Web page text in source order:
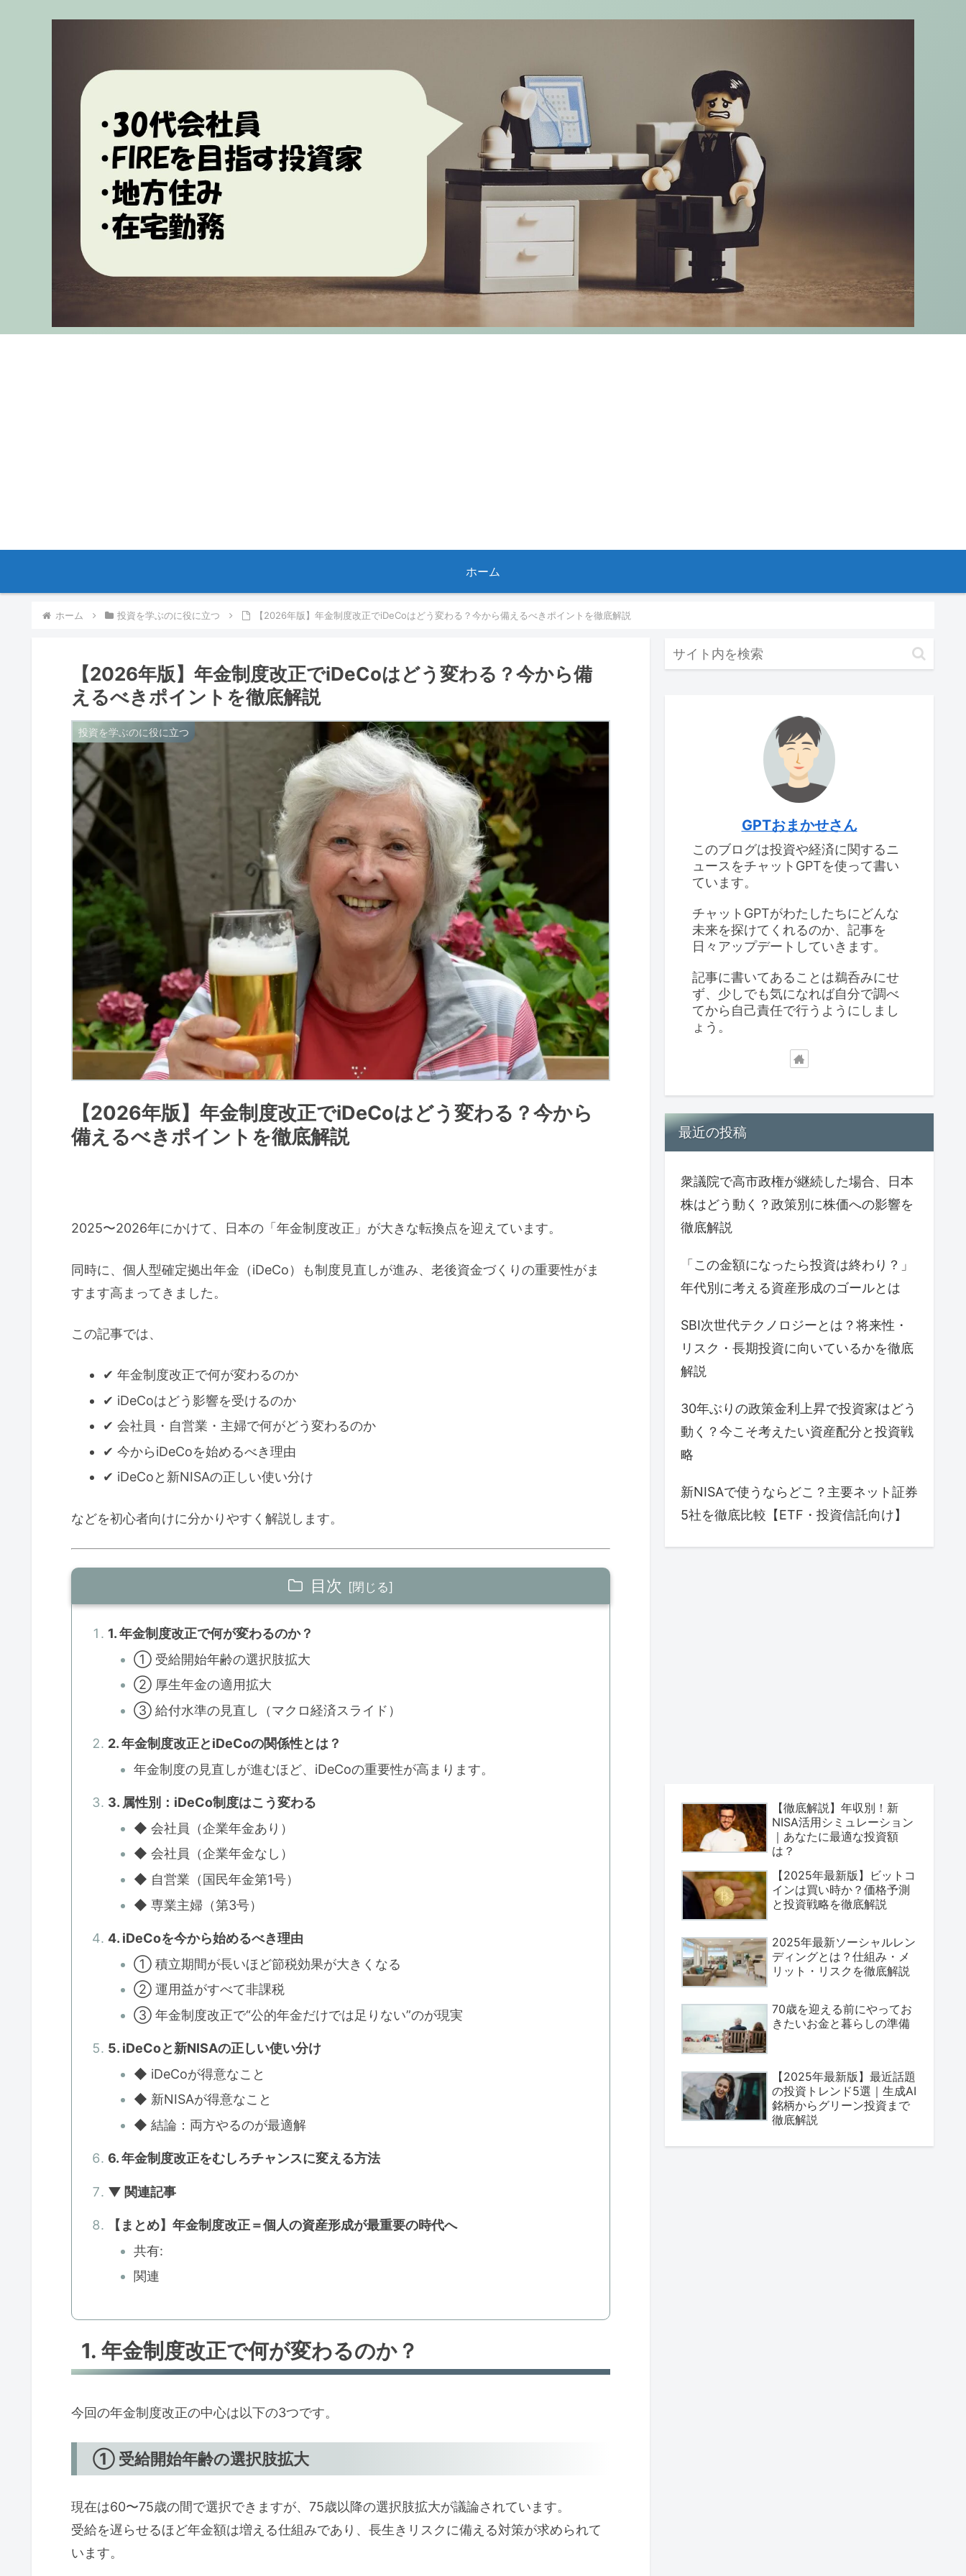
ホーム
ホーム 投資を学ぶのに役に立つ 【2026年版】年金制度改正でiDeCoはどう変わる？今から備えるべきポイントを徹底解説
【2026年版】年金制度改正でiDeCoはどう変わる？今から備
えるべきポイントを徹底解説
投資を学ぶのに役に立つ
【2026年版】年金制度改正でiDeCoはどう変わる？今から
備えるべきポイントを徹底解説
2025〜2026年にかけて、日本の「年金制度改正」が大きな転換点を迎えています。
同時に、個人型確定拠出年金（iDeCo）も制度見直しが進み、老後資金づくりの重要性がま
すます高まってきました。
この記事では、
✔ 年金制度改正で何が変わるのか
✔ iDeCoはどう影響を受けるのか
✔ 会社員・自営業・主婦で何がどう変わるのか
✔ 今からiDeCoを始めるべき理由
✔ iDeCoと新NISAの正しい使い分け
などを初心者向けに分かりやすく解説します。
目次
1. 年金制度改正で何が変わるのか？
① 受給開始年齢の選択肢拡大
② 厚生年金の適用拡大
③ 給付水準の見直し（マクロ経済スライド）
2. 年金制度改正とiDeCoの関係性とは？
年金制度の見直しが進むほど、iDeCoの重要性が高まります。
3. 属性別：iDeCo制度はこう変わる
◆ 会社員（企業年金あり）
◆ 会社員（企業年金なし）
◆ 自営業（国民年金第1号）
◆ 専業主婦（第3号）
4. iDeCoを今から始めるべき理由
① 積立期間が長いほど節税効果が大きくなる
② 運用益がすべて非課税
③ 年金制度改正で“公的年金だけでは足りない”のが現実
5. iDeCoと新NISAの正しい使い分け
◆ iDeCoが得意なこと
◆ 新NISAが得意なこと
◆ 結論：両方やるのが最適解
6. 年金制度改正をむしろチャンスに変える方法
▼ 関連記事
【まとめ】年金制度改正＝個人の資産形成が最重要の時代へ
共有:
関連
1. 年金制度改正で何が変わるのか？
今回の年金制度改正の中心は以下の3つです。
① 受給開始年齢の選択肢拡大
現在は60〜75歳の間で選択できますが、75歳以降の選択肢拡大が議論されています。
受給を遅らせるほど年金額は増える仕組みであり、長生きリスクに備える対策が求められて
います。
GPTおまかせさん
このブログは投資や経済に関するニ
ュースをチャットGPTを使って書い
ています。
チャットGPTがわたしたちにどんな
未来を探けてくれるのか、記事を
日々アップデートしていきます。
記事に書いてあることは鵜呑みにせ
ず、少しでも気になれば自分で調べ
てから自己責任で行うようにしまし
ょう。
最近の投稿
衆議院で高市政権が継続した場合、日本
株はどう動く？政策別に株価への影響を
徹底解説
「この金額になったら投資は終わり？」
年代別に考える資産形成のゴールとは
SBI次世代テクノロジーとは？将来性・
リスク・長期投資に向いているかを徹底
解説
30年ぶりの政策金利上昇で投資家はどう
動く？今こそ考えたい資産配分と投資戦
略
新NISAで使うならどこ？主要ネット証券
5社を徹底比較【ETF・投資信託向け】
【徹底解説】年収別！新
NISA活用シミュレーション
｜あなたに最適な投資額
は？
【2025年最新版】ビットコ
インは買い時か？価格予測
と投資戦略を徹底解説
2025年最新ソーシャルレン
ディングとは？仕組み・メ
リット・リスクを徹底解説
70歳を迎える前にやってお
きたいお金と暮らしの準備
【2025年最新版】最近話題
の投資トレンド5選｜生成AI
銘柄からグリーン投資まで
徹底解説